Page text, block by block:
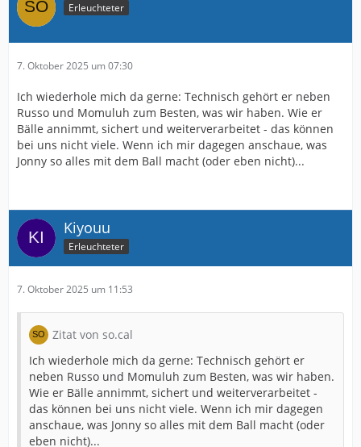
Erleuchteter
7. Oktober 2025 um 07:30
Ich wiederhole mich da gerne: Technisch gehört er neben
Russo und Momuluh zum Besten, was wir haben. Wie er
Bälle annimmt, sichert und weiterverarbeitet - das können
bei uns nicht viele. Wenn ich mir dagegen anschaue, was
Jonny so alles mit dem Ball macht (oder eben nicht)...
Kiyouu
Erleuchteter
7. Oktober 2025 um 11:53
Zitat von so.cal
Ich wiederhole mich da gerne: Technisch gehört er
neben Russo und Momuluh zum Besten, was wir haben.
Wie er Bälle annimmt, sichert und weiterverarbeitet -
das können bei uns nicht viele. Wenn ich mir dagegen
anschaue, was Jonny so alles mit dem Ball macht (oder
eben nicht)...